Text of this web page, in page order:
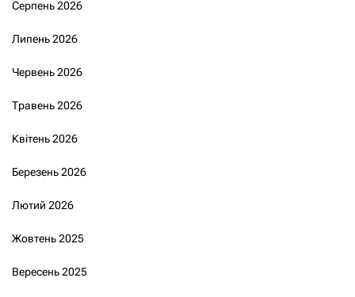
Серпень 2026
Липень 2026
Червень 2026
Травень 2026
Квітень 2026
Березень 2026
Лютий 2026
Жовтень 2025
Вересень 2025